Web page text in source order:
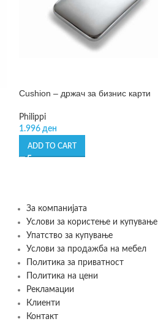
Cushion – држач за бизнис карти
Philippi
1.996 ден
ADD TO CART
За компанијата
Услови за користење и купување
Упатство за купување
Услови за продажба на мебел
Политика за приватност
Политика на цени
Рекламации
Клиенти
Контакт